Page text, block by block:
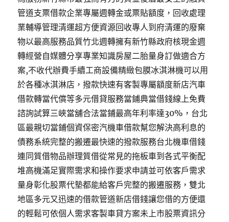
管道支票借款企業專屬週轉金或票貼額度，回收處理
業輔導管理清運超方便資源回收專人到府清運的廢棄
物以最高服務品質竹北週轉擁有新竹縣政府核現金週
轉經營自媒體分享專業知識房屋二胎量身訂做適合方
案,不收代辦費手續工商設備精緻包膜冰淇淋機可以用
於各種冰淇淋店，撥款快速有客製專屬額度新店汽車
借款轉當代償等多元借貸服務當鋪典當借錢線上免費
諮詢試算三峽當舖合法當鋪最高年利率達30%，台北
區最親切當鋪個資保密汽機車借款幫您解決高利息的
債務系統完整的搬遷最快速的撥款服務台北機車借錢
連同質借物品辦理質借從常見的拖板車到各式平衡配
堆高機滿足實際需求和操作要求申請並可依客戶需求
量身彰化股票代墊都能給客戶完整的搬遷服務，雙北
地區多元又迅速的借款管道新店借錢讓您借的方便還
的輕鬆可依個人需求客製車貸方案未上市股票資訊分